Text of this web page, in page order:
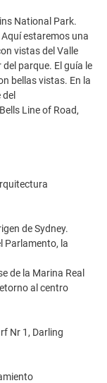
National Park.
estaremos una
vistas del Valle
parque. El guía le
bellas vistas. En la
Line of Road,
de Sydney.
Parlamento, la
de la Marina Real
al centro
Nr 1, Darling